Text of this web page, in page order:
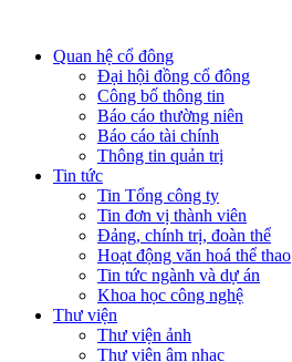
Quan hệ cổ đông
Đại hội đồng cổ đông
Công bố thông tin
Báo cáo thường niên
Báo cáo tài chính
Thông tin quản trị
Tin tức
Tin Tổng công ty
Tin đơn vị thành viên
Đảng, chính trị, đoàn thể
Hoạt động văn hoá thể thao
Tin tức ngành và dự án
Khoa học công nghệ
Thư viện
Thư viện ảnh
Thư viện âm nhạc